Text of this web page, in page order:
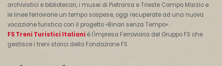
archivistici e bibliotecari, i musei di Pietrarsa e Trieste Campo Marzio e
le linee ferroviarie un tempo sospese, oggi recuperate ad una nuova
vocazione turistica con il progetto «Binari senza Tempo».
FS Treni Turistici Italiani è l'impresa Ferroviaria del Gruppo FS che
gestisce i treni storici della Fondazione FS.